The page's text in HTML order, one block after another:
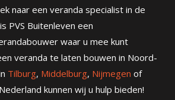
naar een veranda specialist in de
PVS Buitenleven een
waar u mee kunt
veranda te laten bouwen in Noord-
Tilburg, Middelburg, Nijmegen of
kunnen wij u hulp bieden!